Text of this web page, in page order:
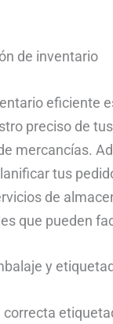
de inventario
eficiente
preciso de
mercancías.
tus
de
que pueden
y